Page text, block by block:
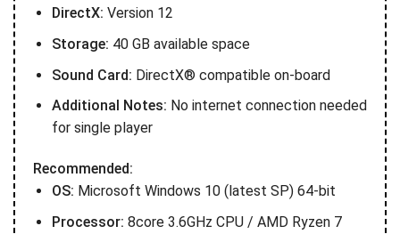
DirectX: Version 12
Storage: 40 GB available space
Sound Card: DirectX® compatible on-board
Additional Notes: No internet connection needed
for single player
Recommended:
OS: Microsoft Windows 10 (latest SP) 64-bit
Processor: 8core 3.6GHz CPU / AMD Ryzen 7